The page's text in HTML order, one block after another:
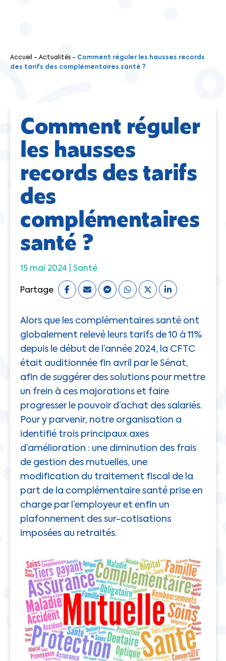
Accueil - Actualités - Comment réguler les hausses records
des tarifs des complémentaires santé ?
Comment réguler
les hausses
records des tarifs
des
complémentaires
santé ?
15 mai 2024 | Santé
Partage
Alors que les complémentaires santé ont
globalement relevé leurs tarifs de 10 à 11%
depuis le début de l’année 2024, la CFTC
était auditionnée fin avril par le Sénat,
afin de suggérer des solutions pour mettre
un frein à ces majorations et faire
progresser le pouvoir d’achat des salariés.
Pour y parvenir, notre organisation a
identifié trois principaux axes
d’amélioration : une diminution des frais
de gestion des mutuelles, une
modification du traitement fiscal de la
part de la complémentaire santé prise en
charge par l’employeur et enfin un
plafonnement des sur-cotisations
imposées au retraités.